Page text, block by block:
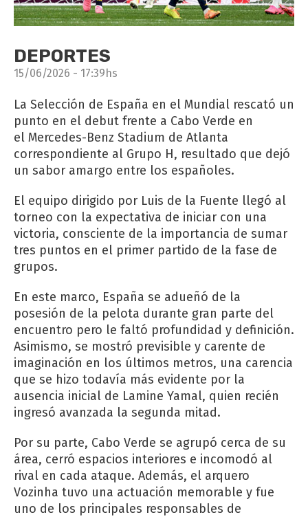
DEPORTES
15/06/2026 - 17:39hs
La Selección de España en el Mundial rescató un
punto en el debut frente a Cabo Verde en
el Mercedes-Benz Stadium de Atlanta
correspondiente al Grupo H, resultado que dejó
un sabor amargo entre los españoles.
El equipo dirigido por Luis de la Fuente llegó al
torneo con la expectativa de iniciar con una
victoria, consciente de la importancia de sumar
tres puntos en el primer partido de la fase de
grupos.
En este marco, España se adueñó de la
posesión de la pelota durante gran parte del
encuentro pero le faltó profundidad y definición.
Asimismo, se mostró previsible y carente de
imaginación en los últimos metros, una carencia
que se hizo todavía más evidente por la
ausencia inicial de Lamine Yamal, quien recién
ingresó avanzada la segunda mitad.
Por su parte, Cabo Verde se agrupó cerca de su
área, cerró espacios interiores e incomodó al
rival en cada ataque. Además, el arquero
Vozinha tuvo una actuación memorable y fue
uno de los principales responsables de